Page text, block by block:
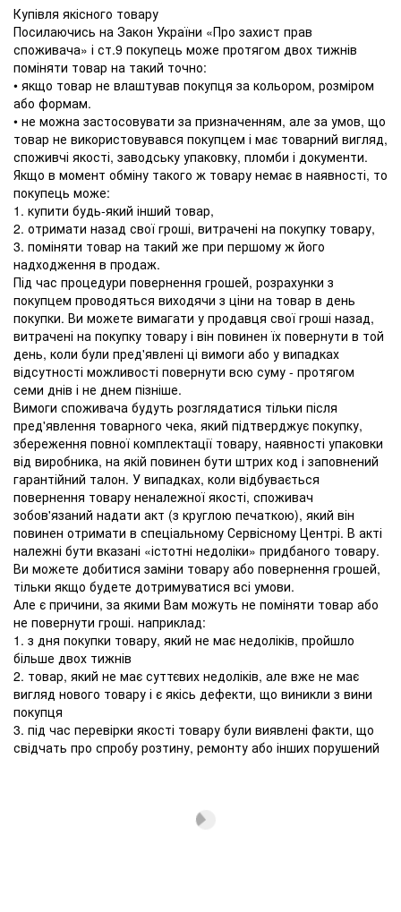
Купівля якісного товару
Посилаючись на Закон України «Про захист прав
споживача» і ст.9 покупець може протягом двох тижнів
поміняти товар на такий точно:
• якщо товар не влаштував покупця за кольором, розміром
або формам.
• не можна застосовувати за призначенням, але за умов, що
товар не використовувався покупцем і має товарний вигляд,
споживчі якості, заводську упаковку, пломби і документи.
Якщо в момент обміну такого ж товару немає в наявності, то
покупець може:
1. купити будь-який інший товар,
2. отримати назад свої гроші, витрачені на покупку товару,
3. поміняти товар на такий же при першому ж його
надходження в продаж.
Під час процедури повернення грошей, розрахунки з
покупцем проводяться виходячи з ціни на товар в день
покупки. Ви можете вимагати у продавця свої гроші назад,
витрачені на покупку товару і він повинен їх повернути в той
день, коли були пред'явлені ці вимоги або у випадках
відсутності можливості повернути всю суму - протягом
семи днів і не днем ​​пізніше.
Вимоги споживача будуть розглядатися тільки після
пред'явлення товарного чека, який підтверджує покупку,
збереження повної комплектації товару, наявності упаковки
від виробника, на якій повинен бути штрих код і заповнений
гарантійний талон. У випадках, коли відбувається
повернення товару неналежної якості, споживач
зобов'язаний надати акт (з круглою печаткою), який він
повинен отримати в спеціальному Сервісному Центрі. В акті
належні бути вказані «істотні недоліки» придбаного товару.
Ви можете добитися заміни товару або повернення грошей,
тільки якщо будете дотримуватися всі умови.
Але є причини, за якими Вам можуть не поміняти товар або
не повернути гроші. наприклад:
1. з дня покупки товару, який не має недоліків, пройшло
більше двох тижнів
2. товар, який не має суттєвих недоліків, але вже не має
вигляд нового товару і є якісь дефекти, що виникли з вини
покупця
3. під час перевірки якості товару були виявлені факти, що
свідчать про спробу розтину, ремонту або інших порушений